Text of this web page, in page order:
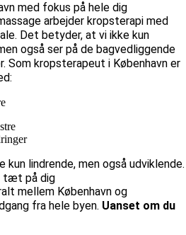
med fokus på hele dig
arbejder kropsterapi med
Det betyder, at vi ikke kun
også ser på de bagvedliggende
Som kropsterapeut i København er
kun lindrende, men også udviklende.
tæt på dig
mellem København og
fra hele byen. Uanset om du